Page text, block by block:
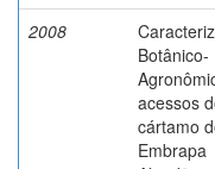
2008
Botânico-
acessos
cártamo
Embrapa